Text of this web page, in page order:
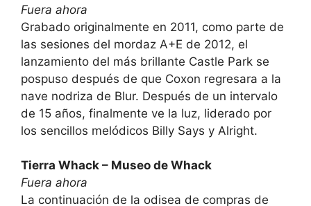
Fuera ahora
Grabado originalmente en 2011, como parte de
las sesiones del mordaz A+E de 2012, el
lanzamiento del más brillante Castle Park se
pospuso después de que Coxon regresara a la
nave nodriza de Blur. Después de un intervalo
de 15 años, finalmente ve la luz, liderado por
los sencillos melódicos Billy Says y Alright.
Tierra Whack – Museo de Whack
Fuera ahora
La continuación de la odisea de compras de